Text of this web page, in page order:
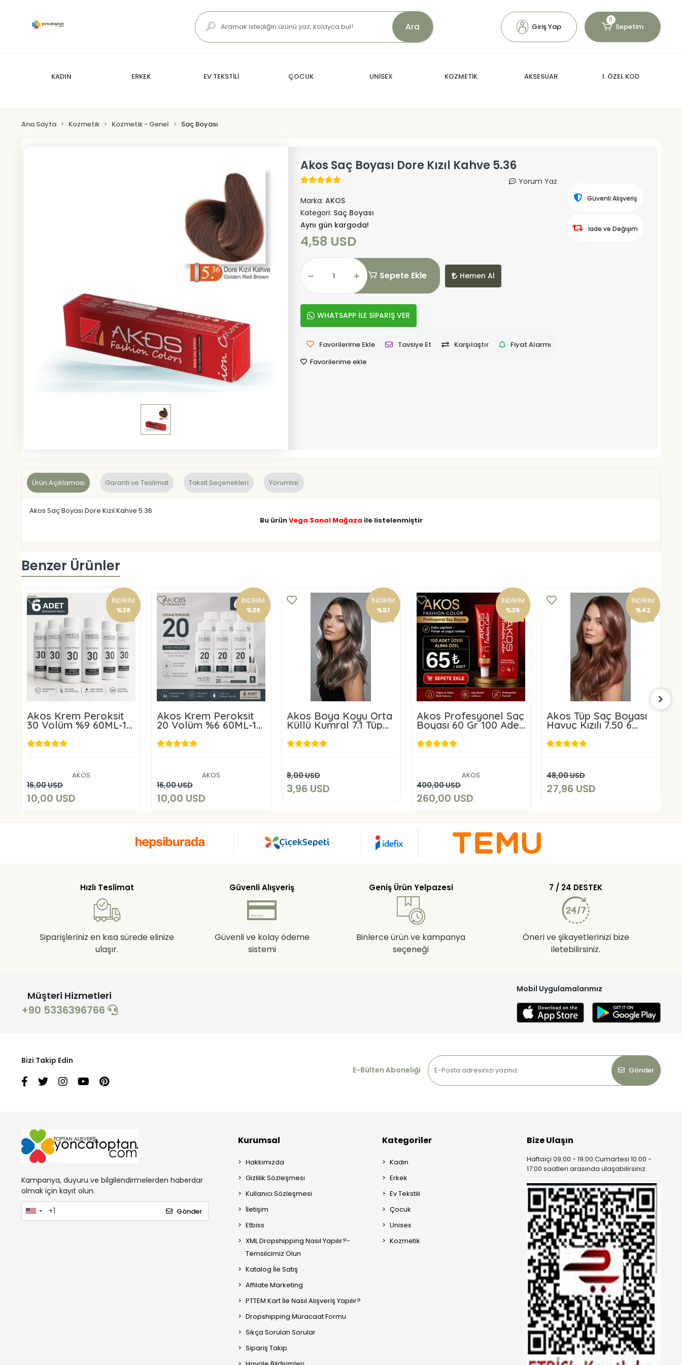
Ara Giriş Yap
0
Sepetim
KADIN ERKEK EV TEKSTİLİ ÇOCUK UNİSEX KOZMETİK AKSESUAR 1. ÖZEL KOD
Ana Sayfa Kozmetik Kozmetik - Genel Saç Boyası
Akos Saç Boyası Dore Kızıl Kahve 5.36
Yorum Yaz
Marka: AKOS
Kategori: Saç Boyası
Aynı gün kargoda!
4,58 USD
Sepete Ekle Hemen Al
WHATSAPP İLE SİPARİŞ VER
Favorilerime Ekle Tavsiye Et Karşılaştır
Fiyat Alarmı
Favorilerime ekle
Güvenli Alışveriş
İade ve Değişim
Ürün Açıklaması Garanti ve Teslimat Taksit Seçenekleri Yorumlar
Akos Saç Boyası Dore Kızıl Kahve 5.36
Bu ürünVega Sanal Mağaza ile listelenmiştir
Benzer Ürünler
İNDİRİM
%38
Akos Krem Peroksit
30 Volüm %9 60ML-10
AKOS
16,00 USD
10,00 USD
İNDİRİM
%38
Akos Krem Peroksit
20 Volüm %6 60ML-10
AKOS
16,00 USD
10,00 USD
İNDİRİM
%51
Akos Boya Koyu Orta
Küllü Kumral 7.1 Tüp
Boya 60 Gr+ Akos 20
Volüm Oksidan 60 ML
8,00 USD
3,96 USD
İNDİRİM
%35
Akos Profesyonel Saç
Boyası 60 Gr 100 Adet
Kampanyalı Satış
AKOS
400,00 USD
260,00 USD
Sepete Ekle
İNDİRİM
%42
Akos Tüp Saç Boyası
Havuç Kızılı 7.50 6
Adet+6 Adet Oksidan
48,00 USD
27,96 USD
Hızlı Teslimat
Siparişleriniz en kısa sürede elinize
ulaşır.
Güvenli Alışveriş
Güvenli ve kolay ödeme
sistemi
Geniş Ürün Yelpazesi
Binlerce ürün ve kampanya
seçeneği
7 / 24 DESTEK
Öneri ve şikayetlerinizi bize
iletebilirsiniz.
Müşteri Hizmetleri
+90 5336396766
Mobil Uygulamalarımız
Bizi Takip Edin
E-Bülten Aboneliği
Gönder
Kampanya, duyuru ve bilgilendirmelerden haberdar
olmak için kayıt olun.
Gönder
Kurumsal
Hakkımızda
Gizlilik Sözleşmesi
Kullanıcı Sözleşmesi
İletişim
Etbiss
XML Dropshipping Nasıl Yapılır?-
Temsilcimiz Olun
Katalog İle Satış
Affilate Marketing
PTTEM Kart İle Nasıl Alışveriş Yapılır?
Dropshipping Müracaat Formu
Sıkça Sorulan Sorular
Sipariş Takip
Kategoriler
Kadın
Erkek
Ev Tekstili
Çocuk
Unisex
Kozmetik
Bize Ulaşın
Haftaiçi 09:00 - 19:00 Cumartesi 10:00 -
17:00 saatleri arasında ulaşabilirsiniz.